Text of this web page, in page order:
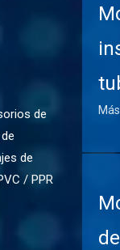
de
de
/ PPR